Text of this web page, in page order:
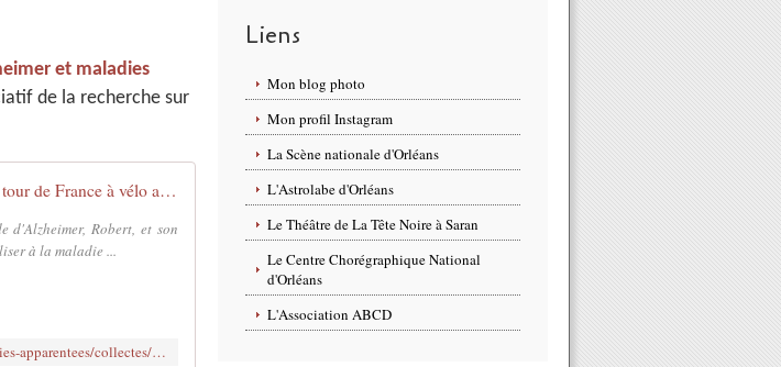
et maladies
de la recherche sur
Un tour de France à vélo au profit de la recherche sur Alzheimer
d'Alzheimer, Robert, et son
à la maladie ...
https://www.helloasso.com/associations/union-france-alzheimer-et-maladies-apparentees/collectes/un-tour-de-france-a-velo-au-profit-de-la-recherche-sur-alzheimer
Liens
Mon blog photo
Mon profil Instagram
La Scène nationale d'Orléans
L'Astrolabe d'Orléans
Le Théâtre de La Tête Noire à Saran
Le Centre Chorégraphique National
d'Orléans
L'Association ABCD